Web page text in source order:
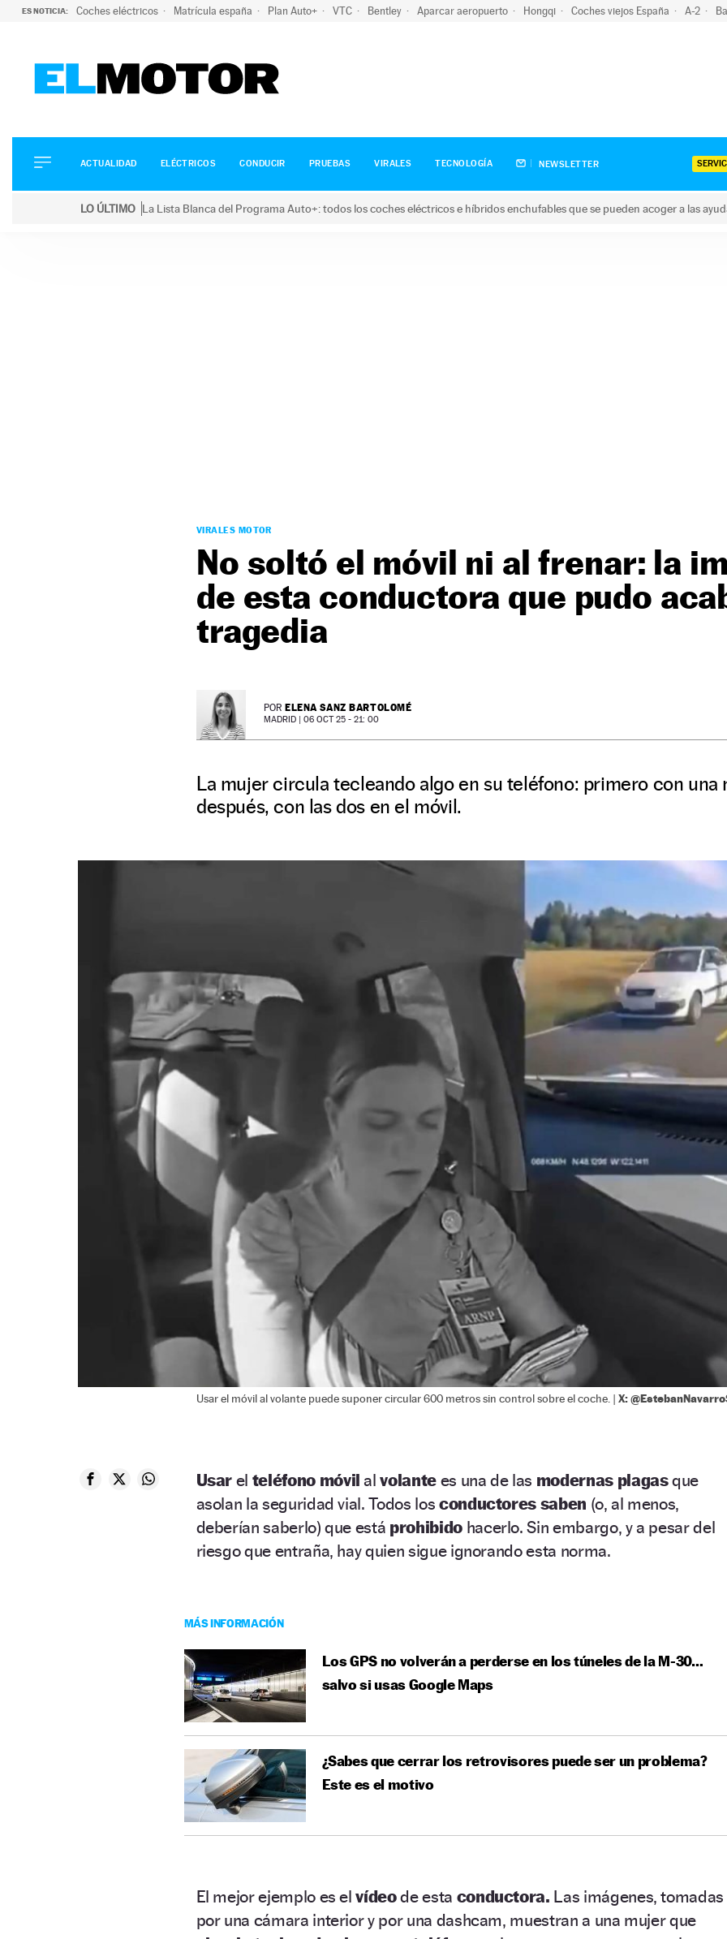
ES NOTICIA: Coches eléctricos Matrícula españa Plan Auto+ VTC Bentley Aparcar aeropuerto Hongqi Coches viejos España A-2
ELÉCTRICOS
CONDUCIR
ACTUALIDAD ELÉCTRICOS CONDUCIR PRUEBAS VIRALES TECNOLOGÍA NEWSLETTER
LO ÚLTIMO La Lista Blanca del Programa Auto+: todos los coches eléctricos e híbridos enchufables que se pueden acoger a las
VIRALES MOTOR
No soltó el móvil ni al frenar: la
de esta conductora que pudo
tragedia
POR ELENA SANZ BARTOLOMÉ
MADRID | 06 OCT 25 - 21: 00
La mujer circula tecleando algo en su teléfono: primero con una
después, con las dos en el móvil.
Usar el móvil al volante puede suponer circular 600 metros sin control sobre el coche. | X:
Usar el teléfono móvilalvolante es una de las modernas plagasque
asolan la seguridad vial. Todos los conductores saben (o, al menos,
deberían saberlo) que está prohibidohacerlo. Sin embargo, y a pesar del
riesgo que entraña, hay quien sigue ignorando esta norma.
MÁS INFORMACIÓN
Los GPS no volverán a perderse en los túneles de la M-30…
salvo si usas Google Maps
¿Sabes que cerrar los retrovisores puede ser un problema?
Este es el motivo
El mejor ejemplo es elvídeode esta conductora. Las imágenes, tomadas
por una cámara interior y por una dashcam, muestran a una mujer que